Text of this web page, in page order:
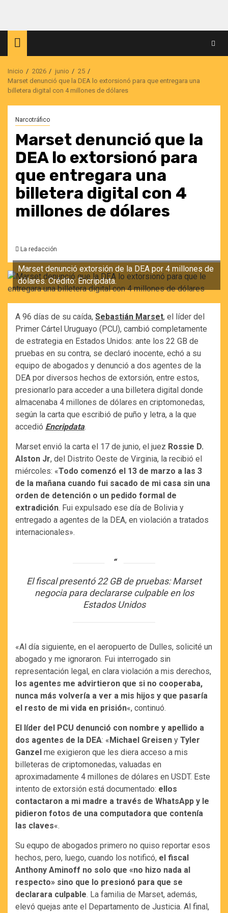
contenido
Inicio 2026 junio
25
Marset denunció que la DEA lo extorsionó para que entregara una
billetera digital con 4 millones de dólares
Narcotráfico
Marset denunció que la
DEA lo extorsionó para
que entregara una
billetera digital con 4
millones de dólares
La redacción
Marset denunció extorsión de la DEA por 4 millones de
dólares. Crédito: Encripdata.
A 96 días de su caída, Sebastián Marset, el líder del
Primer Cártel Uruguayo (PCU), cambió completamente
de estrategia en Estados Unidos: ante los 22 GB de
pruebas en su contra, se declaró inocente, echó a su
equipo de abogados y denunció a dos agentes de la
DEA por diversos hechos de extorsión, entre estos,
presionarlo para acceder a una billetera digital donde
almacenaba 4 millones de dólares en criptomonedas,
según la carta que escribió de puño y letra, a la que
accedió Encripdata.
Marset envió la carta el 17 de junio, el juez Rossie D.
Alston Jr, del Distrito Oeste de Virginia, la recibió el
miércoles: «Todo comenzó el 13 de marzo a las 3
de la mañana cuando fui sacado de mi casa sin una
orden de detención o un pedido formal de
extradición. Fui expulsado ese día de Bolivia y
entregado a agentes de la DEA, en violación a tratados
internacionales».
El fiscal presentó 22 GB de pruebas: Marset
negocia para declararse culpable en los
Estados Unidos
«Al día siguiente, en el aeropuerto de Dulles, solicité un
abogado y me ignoraron. Fui interrogado sin
representación legal, en clara violación a mis derechos,
los agentes me advirtieron que si no cooperaba,
nunca más volvería a ver a mis hijos y que pasaría
el resto de mi vida en prisión«, continuó.
El líder del PCU denunció con nombre y apellido a
dos agentes de la DEA: «Michael Greisen y Tyler
Ganzel me exigieron que les diera acceso a mis
billeteras de criptomonedas, valuadas en
aproximadamente 4 millones de dólares en USDT. Este
intento de extorsión está documentado: ellos
contactaron a mi madre a través de WhatsApp y le
pidieron fotos de una computadora que contenía
las claves«.
Su equpo de abogados primero no quiso reportar esos
hechos, pero, luego, cuando los notificó, el fiscal
Anthony Aminoff no solo que «no hizo nada al
respecto» sino que lo presionó para que se
declarara culpable. La familia de Marset, además,
elevó quejas ante el Departamento de Justicia. Al final,